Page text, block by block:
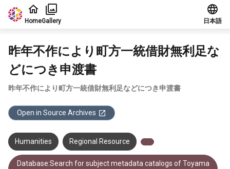
Jump to main content
HomeGallery 日本語
昨年不作により町方一統借財無利足な
どにつき申渡書
昨年不作により町方一統借財無利足などにつき申渡書
Open in Source Archives
Humanities Regional Resource
Database:Search for subject metadata catalogs of Toyama